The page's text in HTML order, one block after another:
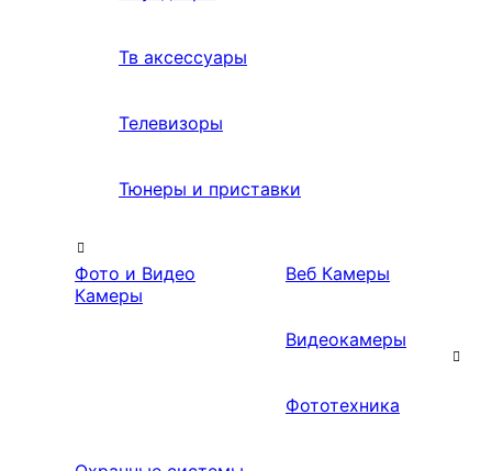
Тв аксессуары
Телевизоры
Тюнеры и приставки
Фото и Видео
Камеры
Веб Камеры
Видеокамеры
Фототехника